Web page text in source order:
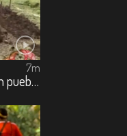
Un pueblo sin memoria es un pueblo sin identidad
7m